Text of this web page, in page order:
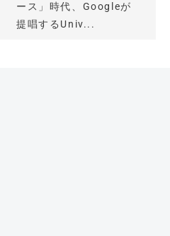
ース」時代、Googleが
提唱するUniv...